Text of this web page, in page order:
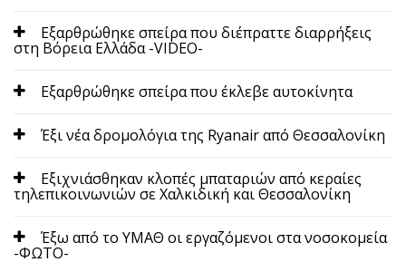
Εξαρθρώθηκε σπείρα που διέπραττε διαρρήξεις
στη Βόρεια Ελλάδα -VIDEO-
Εξαρθρώθηκε σπείρα που έκλεβε αυτοκίνητα
Έξι νέα δρομολόγια της Ryanair από Θεσσαλονίκη
Εξιχνιάσθηκαν κλοπές μπαταριών από κεραίες
τηλεπικοινωνιών σε Χαλκιδική και Θεσσαλονίκη
Έξω από το ΥΜΑΘ οι εργαζόμενοι στα νοσοκομεία
-ΦΩΤΟ-